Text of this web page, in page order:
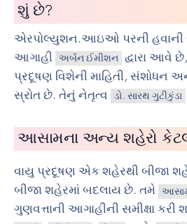
શું છે?
એરપોલ્યુશન.આઇઓ પરની હવાની
આગાહી
અર્બન ઈમીશન
દ્વારા આવે
પ્રદૂષણ વિશેની માહિતી, સંશોધન
સ્રોત છે. તેનું નેતૃત્વ
ડો. સારથ ગુટીકુંડા
આસામના અન્ય શહેરો
વાયુ પ્રદૂષણ એક શહેરથી બીજા
બીજા શહેરમાં બદલાય છે. તમે
ગુણવત્તાની આગાહીની સમીક્ષા કરી